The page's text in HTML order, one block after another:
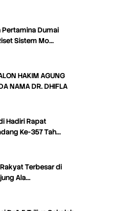
Pertamina Dumai
Sistem Mo…
HAKIM AGUNG
NAMA DR. DHIFLA
Hadiri Rapat
Ke-357 Tah…
Terbesar di
Ala…